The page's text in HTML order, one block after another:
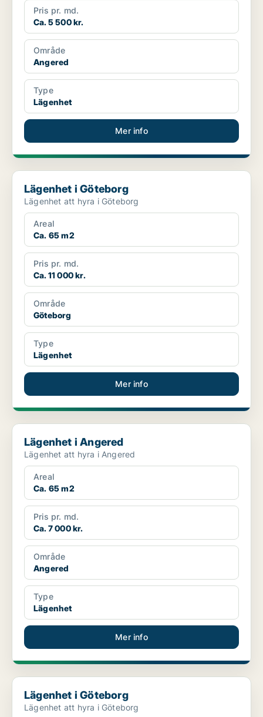
Pris pr. md.
Ca. 5 500 kr.
Område
Angered
Type
Lägenhet
Mer info
Lägenhet i Göteborg
Lägenhet i Göteborg
Lägenhet att hyra i Göteborg
Areal
Ca. 65 m2
Pris pr. md.
Ca. 11 000 kr.
Område
Göteborg
Type
Lägenhet
Mer info
Lägenhet i Angered
Lägenhet i Angered
Lägenhet att hyra i Angered
Areal
Ca. 65 m2
Pris pr. md.
Ca. 7 000 kr.
Område
Angered
Type
Lägenhet
Mer info
Lägenhet i Göteborg
Lägenhet i Göteborg
Lägenhet att hyra i Göteborg